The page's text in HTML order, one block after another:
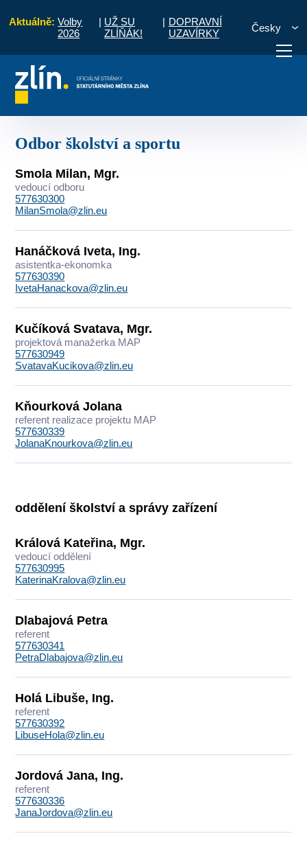
Aktuálně: Volby
2026
| UŽ SU
ZLÍŇÁK!
| DOPRAVNÍ
UZAVÍRKY
Česky
vyřídit
Odbor školství a sportu
Smola Milan, Mgr.
vedoucí odboru
577630300
MilanSmola@zlin.eu
Hanáčková Iveta, Ing.
asistentka-ekonomka
577630390
IvetaHanackova@zlin.eu
Kučíková Svatava, Mgr.
projektová manažerka MAP
577630949
SvatavaKucikova@zlin.eu
Kňourková Jolana
referent realizace projektu MAP
577630339
JolanaKnourkova@zlin.eu
oddělení školství a správy zařízení
Králová Kateřina, Mgr.
vedoucí oddělení
577630995
KaterinaKralova@zlin.eu
Dlabajová Petra
referent
577630341
PetraDlabajova@zlin.eu
Holá Libuše, Ing.
referent
577630392
LibuseHola@zlin.eu
Jordová Jana, Ing.
referent
577630336
JanaJordova@zlin.eu